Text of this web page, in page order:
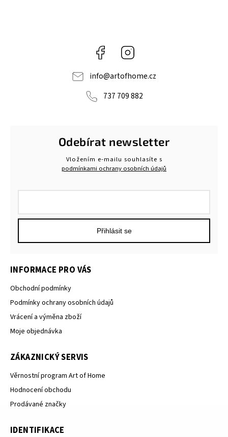
Facebook
info@artofhome.cz
737 709 882
Odebírat newsletter
Vložením e-mailu souhlasíte s
podmínkami ochrany osobních údajů
Přihlásit se
INFORMACE PRO VÁS
Obchodní podmínky
Podmínky ochrany osobních údajů
Vrácení a výměna zboží
Moje objednávka
ZÁKAZNICKÝ SERVIS
Věrnostní program Art of Home
Hodnocení obchodu
Prodávané značky
IDENTIFIKACE